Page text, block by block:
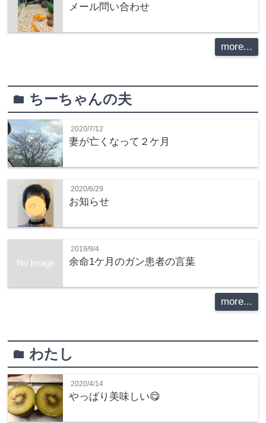
メール問い合わせ
more...
folder ちーちゃんの夫
2020/7/12
妻が亡くなって２ケ月
2020/6/29
お知らせ
No Image
2019/9/4
余命1ケ月のガン患者の言葉
more...
folderわたし
2020/4/14
やっぱり美味しい😋